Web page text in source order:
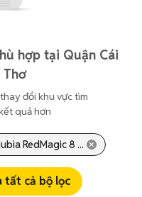
hợp tại Quận Cái
Thơ
đổi khu vực tìm
quả hơn
RedMagic 8 ...
tất cả bộ lọc